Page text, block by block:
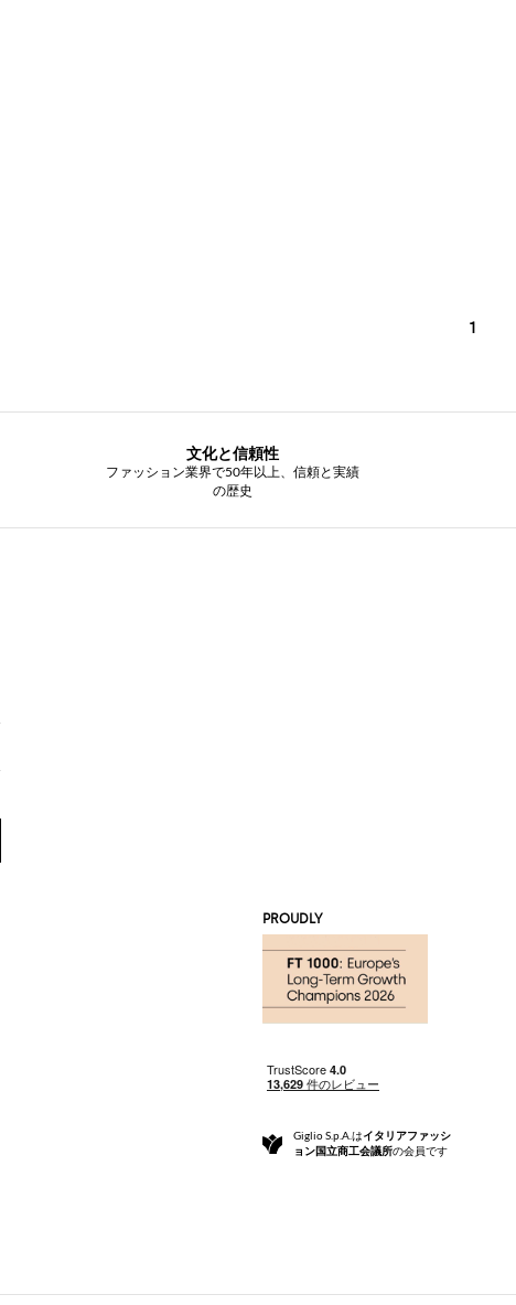
1
文化と信頼性
ファッション業界で50年以上、信頼と実績
の歴史
PROUDLY
Giglio S.p.A.はイタリアファッシ
ョン国立商工会議所の会員です